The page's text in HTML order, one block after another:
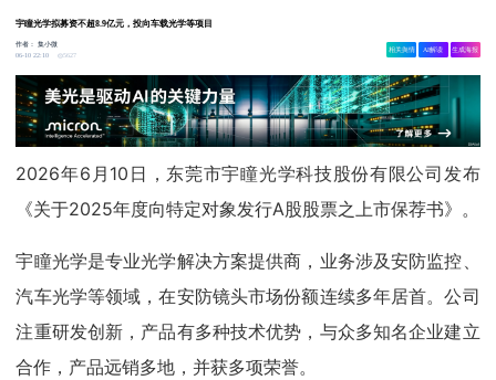
宇瞳光学拟募资不超8.9亿元，投向车载光学等项目
作者：集小微
06-10 22:10
5627
相关舆情 AI解读 生成海报
2026年6月10日，东莞市宇瞳光学科技股份有限公司发布
《关于2025年度向特定对象发行A股股票之上市保荐书》。
宇瞳光学是专业光学解决方案提供商，业务涉及安防监控、
汽车光学等领域，在安防镜头市场份额连续多年居首。公司
注重研发创新，产品有多种技术优势，与众多知名企业建立
合作，产品远销多地，并获多项荣誉。